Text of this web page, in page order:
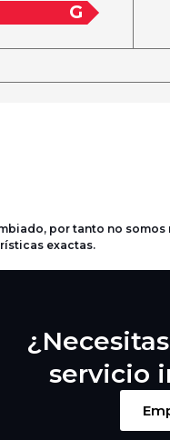
G
por tanto no
exactas.
servicio